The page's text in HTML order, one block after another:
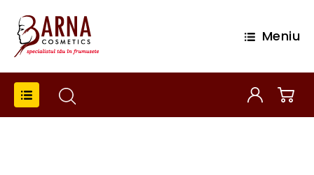
Meniu